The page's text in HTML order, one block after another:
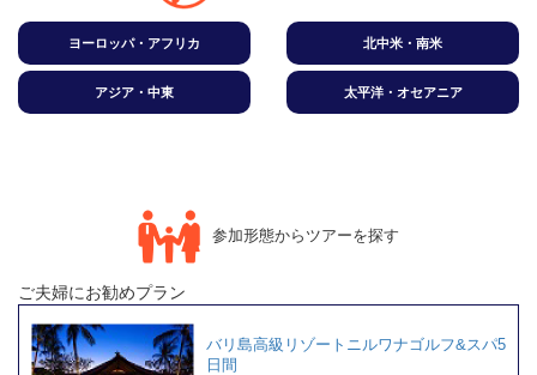
ヨーロッパ・アフリカ 北中米・南米
アジア・中東 太平洋・オセアニア
参加形態からツアーを探す
ご夫婦にお勧めプラン
バリ島高級リゾートニルワナゴルフ&スパ5
日間